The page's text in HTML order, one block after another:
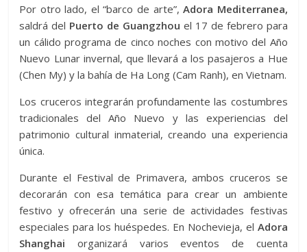
Por otro lado, el “barco de arte”, Adora Mediterranea,
saldrá del Puerto de Guangzhou el 17 de febrero para
un cálido programa de cinco noches con motivo del Año
Nuevo Lunar invernal, que llevará a los pasajeros a Hue
(Chen My) y la bahía de Ha Long (Cam Ranh), en Vietnam.
Los cruceros integrarán profundamente las costumbres
tradicionales del Año Nuevo y las experiencias del
patrimonio cultural inmaterial, creando una experiencia
única.
Durante el Festival de Primavera, ambos cruceros se
decorarán con esa temática para crear un ambiente
festivo y ofrecerán una serie de actividades festivas
especiales para los huéspedes. En Nochevieja, el Adora
Shanghai organizará varios eventos de cuenta